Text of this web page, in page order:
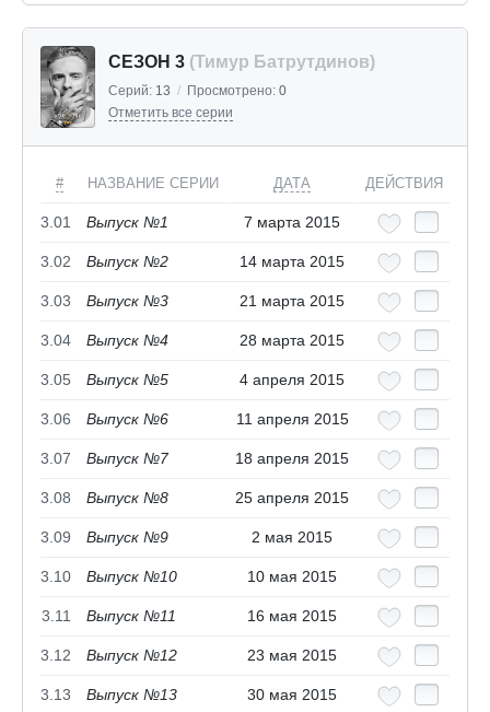
СЕЗОН 3 (Тимур Батрутдинов)
Серий: 13 / Просмотрено: 0
Отметить все серии
# НАЗВАНИЕ СЕРИИ ДАТА ДЕЙСТВИЯ
3.01 Выпуск №1 7 марта 2015
3.02 Выпуск №2 14 марта 2015
3.03 Выпуск №3 21 марта 2015
3.04 Выпуск №4 28 марта 2015
3.05 Выпуск №5 4 апреля 2015
3.06 Выпуск №6 11 апреля 2015
3.07 Выпуск №7 18 апреля 2015
3.08 Выпуск №8 25 апреля 2015
3.09 Выпуск №9 2 мая 2015
3.10 Выпуск №10 10 мая 2015
3.11 Выпуск №11 16 мая 2015
3.12 Выпуск №12 23 мая 2015
3.13 Выпуск №13 30 мая 2015